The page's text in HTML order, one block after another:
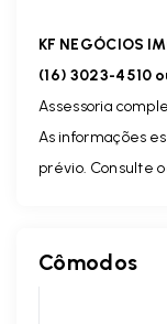
KF NEGÓCIOS
(16) 3023-4510
Assessoria
As informações
prévio. Consulte
Cômodos